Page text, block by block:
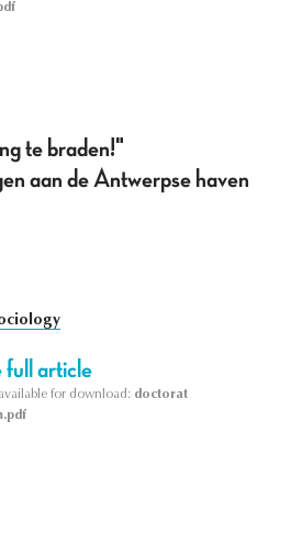
te braden!"
aan de Antwerpse haven
full article
available for download: doctorat